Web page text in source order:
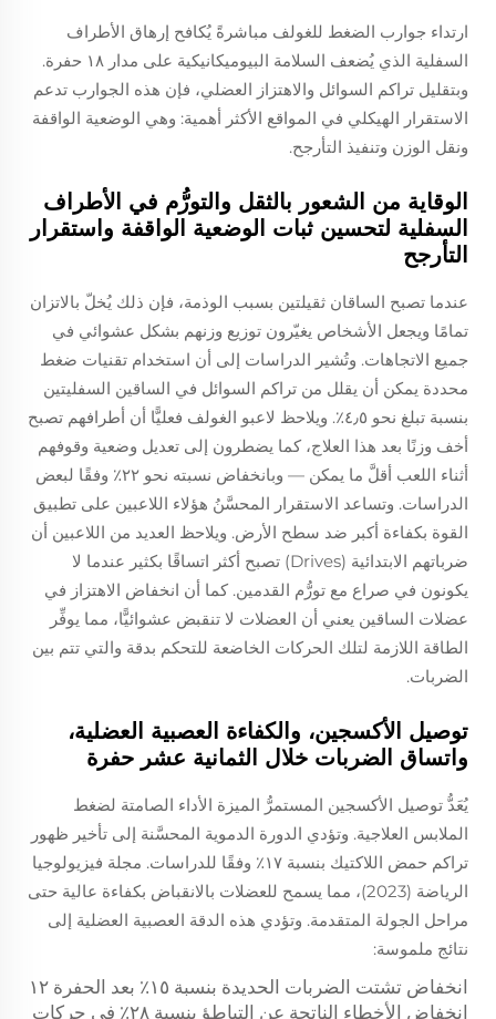
ارتداء جوارب الضغط للغولف مباشرةً يُكافح إرهاق الأطراف
السفلية الذي يُضعف السلامة البيوميكانيكية على مدار ١٨ حفرة.
وبتقليل تراكم السوائل والاهتزاز العضلي، فإن هذه الجوارب تدعم
الاستقرار الهيكلي في المواقع الأكثر أهمية: وهي الوضعية الواقفة
ونقل الوزن وتنفيذ التأرجح.
الوقاية من الشعور بالثقل والتورُّم في الأطراف
السفلية لتحسين ثبات الوضعية الواقفة واستقرار
التأرجح
عندما تصبح الساقان ثقيلتين بسبب الوذمة، فإن ذلك يُخلّ بالاتزان
تمامًا ويجعل الأشخاص يغيّرون توزيع وزنهم بشكل عشوائي في
جميع الاتجاهات. وتُشير الدراسات إلى أن استخدام تقنيات ضغط
محددة يمكن أن يقلل من تراكم السوائل في الساقين السفليتين
بنسبة تبلغ نحو ٤٫٥٪. ويلاحظ لاعبو الغولف فعليًّا أن أطرافهم تصبح
أخف وزنًا بعد هذا العلاج، كما يضطرون إلى تعديل وضعية وقوفهم
أثناء اللعب أقلَّ ما يمكن — وبانخفاض نسبته نحو ٢٢٪ وفقًا لبعض
الدراسات. وتساعد الاستقرار المحسَّنُ هؤلاء اللاعبين على تطبيق
القوة بكفاءة أكبر ضد سطح الأرض. ويلاحظ العديد من اللاعبين أن
ضرباتهم الابتدائية (Drives) تصبح أكثر اتساقًا بكثير عندما لا
يكونون في صراع مع تورُّم القدمين. كما أن انخفاض الاهتزاز في
عضلات الساقين يعني أن العضلات لا تنقبض عشوائيًّا، مما يوفِّر
الطاقة اللازمة لتلك الحركات الخاضعة للتحكم بدقة والتي تتم بين
الضربات.
توصيل الأكسجين، والكفاءة العصبية العضلية،
واتساق الضربات خلال الثمانية عشر حفرة
يُعَدُّ توصيل الأكسجين المستمرُّ الميزة الأداء الصامتة لضغط
الملابس العلاجية. وتؤدي الدورة الدموية المحسَّنة إلى تأخير ظهور
تراكم حمض اللاكتيك بنسبة ١٧٪ وفقًا للدراسات.
مجلة فيزيولوجيا
الرياضة
(2023)، مما يسمح للعضلات بالانقباض بكفاءة عالية حتى
مراحل الجولة المتقدمة. وتؤدي هذه الدقة العصبية العضلية إلى
نتائج ملموسة:
انخفاض تشتت الضربات الحديدة بنسبة ١٥٪ بعد الحفرة ١٢
انخفاض الأخطاء الناتجة عن التباطؤ بنسبة ٢٨٪ في حركات